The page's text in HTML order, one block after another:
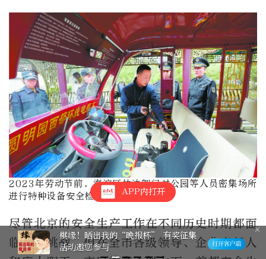
2023年劳动节前，海淀区执法部门对公园等人员密集场所
进行特种设备安全检查。
尽管北京的安全生产工作在不同历史时期都面
临各种挑战，但在全市各级领导、企业责任人
APP内打开
每周学习包来了！（7.27～8.2）